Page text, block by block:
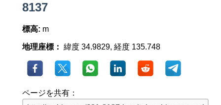
8137
標高: m
地理座標： 緯度 34.9829, 経度 135.748
ページを共有：